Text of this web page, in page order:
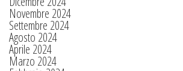
Novembre 2024
Settembre 2024
Agosto 2024
Aprile 2024
Marzo 2024